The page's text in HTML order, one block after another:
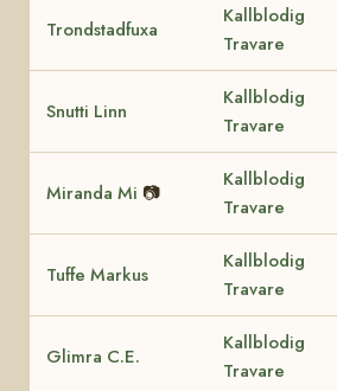
Trondstadfuxa
Kallblodig
Travare
Snutti Linn
Kallblodig
Travare
Miranda Mi 📷
Kallblodig
Travare
Tuffe Markus
Kallblodig
Travare
Glimra C.E.
Kallblodig
Travare